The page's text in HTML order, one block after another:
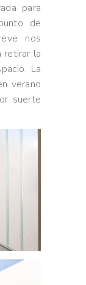
para
de
nos
retirar la
La
verano
suerte